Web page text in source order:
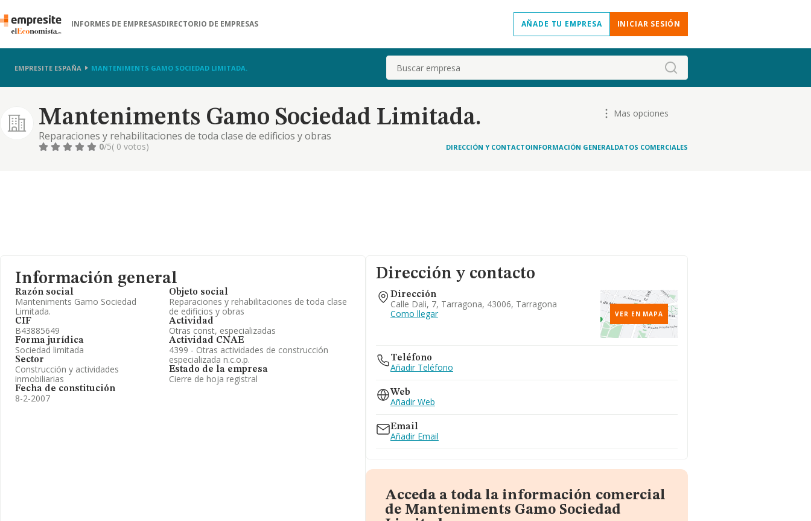
INFORMES DE EMPRESASDIRECTORIO DE EMPRESAS AÑADE TU EMPRESA INICIAR SESIÓN
EMPRESITE ESPAÑA MANTENIMENTS GAMO SOCIEDAD LIMITADA. Buscar
Manteniments Gamo Sociedad Limitada.
Reparaciones y rehabilitaciones de toda clase de edificios y obras
Mas opciones
0/5( 0 votos) DIRECCIÓN Y CONTACTOINFORMACIÓN GENERALDATOS COMERCIALES
Información general
Razón social
Manteniments Gamo Sociedad
Limitada.
CIF
B43885649
Forma jurídica
Sociedad limitada
Sector
Construcción y actividades
inmobiliarias
Fecha de constitución
8-2-2007
Objeto social
Reparaciones y rehabilitaciones de toda clase
de edificios y obras
Actividad
Otras const, especializadas
Actividad CNAE
4399 - Otras actividades de construcción
especializada n.c.o.p.
Estado de la empresa
Cierre de hoja registral
Dirección y contacto
Dirección
Calle Dali, 7, Tarragona, 43006, Tarragona
Como llegar
VER EN MAPA
Teléfono
Añadir Teléfono
Web
Añadir Web
Email
Añadir Email
Acceda a toda la información comercial
de Manteniments Gamo Sociedad